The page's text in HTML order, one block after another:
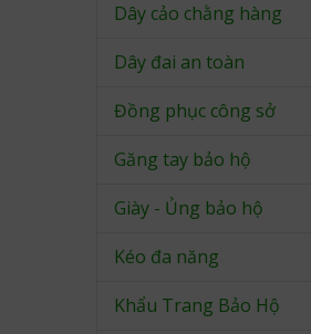
Dây cảo chằng hàng
Dây đai an toàn
Đồng phục công sở
Găng tay bảo hộ
Giày - Ủng bảo hộ
Kéo đa năng
Khẩu Trang Bảo Hộ